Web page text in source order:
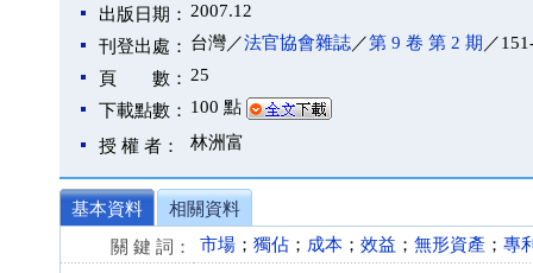
出版日期： 2007.12
刊登出處： 台灣／法官協會雜誌／第 9 卷 第 2 期 ／
頁 數： 25
下載點數： 100 點
授 權 者： 林洲富
基本資料
相關資料
關 鍵 詞：
市場 ； 獨佔 ； 成本 ； 效益 ； 無形資產 ； 專